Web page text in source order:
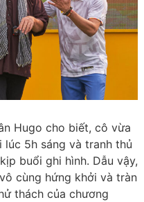
Hugo cho biết, cô vừa
lúc 5h sáng và tranh thủ
buổi ghi hình. Dẫu vậy,
cùng hứng khởi và tràn
thách của chương